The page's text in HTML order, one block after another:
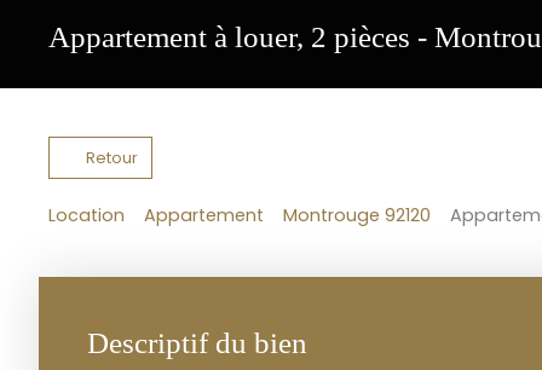
Appartement à louer, 2 pièces -
Retour
Location Appartement Montrouge 92120
Descriptif du bien